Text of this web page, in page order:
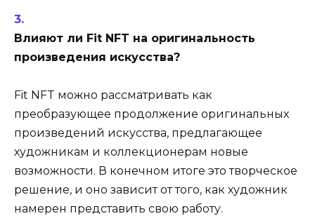
Влияют ли Fit NFT на оригинальность
произведения искусства?
Fit NFT можно рассматривать как
преобразующее продолжение оригинальных
произведений искусства, предлагающее
художникам и коллекционерам новые
возможности. В конечном итоге это творческое
решение, и оно зависит от того, как художник
намерен представить свою работу.